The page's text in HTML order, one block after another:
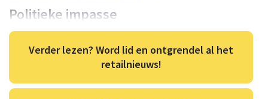
Politieke impasse
Verder lezen? Word lid en ontgrendel al het
retailnieuws!